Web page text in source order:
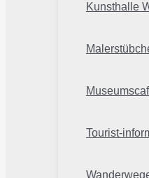
Kunsthalle
Tourist-